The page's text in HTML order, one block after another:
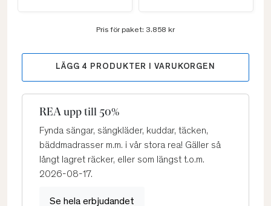
Pris för paket: 3.858 kr
LÄGG 4 PRODUKTER I VARUKORGEN
REA upp till 50%
Fynda sängar, sängkläder, kuddar, täcken,
bäddmadrasser m.m. i vår stora rea! Gäller så
långt lagret räcker, eller som längst t.o.m.
2026-08-17.
Se hela erbjudandet